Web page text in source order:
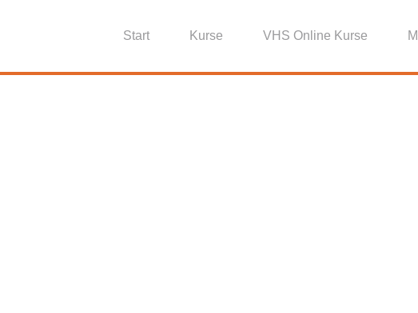
Start Kurse VHS Online Kurse